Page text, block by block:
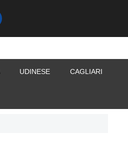
UDINESE CAGLIARI